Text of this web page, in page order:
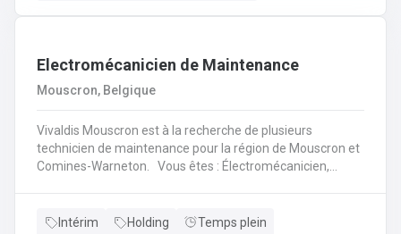
Electromécanicien de Maintenance
Mouscron, Belgique
Vivaldis Mouscron est à la recherche de plusieurs
technicien de maintenance pour la région de Mouscron et
Comines-Warneton. Vous êtes : Électromécanicien,
dynamique et avec un package d'avantages à la clé, nous
Intérim Holding
Temps plein